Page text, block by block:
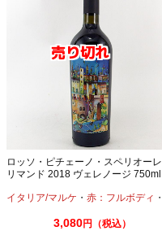
ロッソ・ピチェーノ・スペリオー
リマンド 2018 ヴェレノージ 750ml
イタリア/マルケ ・ 赤：フルボディ ・
3,080円（税込）